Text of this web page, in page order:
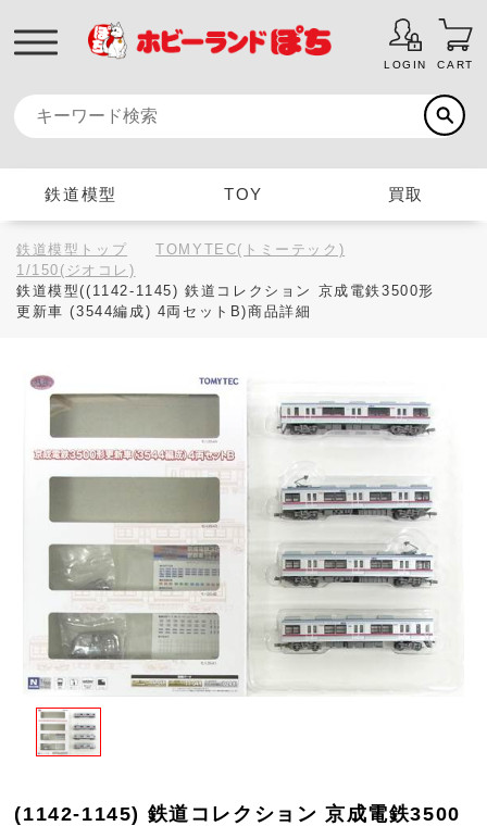
LOGIN CART
鉄道模型 TOY 買取
鉄道模型トップ
TOMYTEC(トミーテック)
1/150(ジオコレ)
鉄道模型((1142-1145) 鉄道コレクション 京成電鉄3500形
更新車 (3544編成) 4両セットB)商品詳細
(1142-1145) 鉄道コレクション 京成電鉄3500